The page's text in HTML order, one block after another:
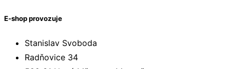
YAMAHA TZ 125
YAMAHA TZ 250
E-shop provozuje
Stanislav Svoboda
Radňovice 34